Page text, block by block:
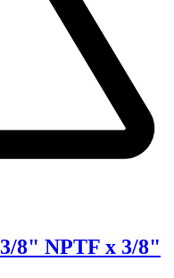
8" NPTF x 3/8"